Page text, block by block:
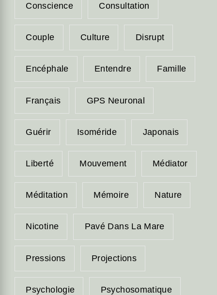
Conscience Consultation
Couple Culture Disrupt
Encéphale Entendre Famille
Français GPS Neuronal
Guérir Isoméride Japonais
Liberté Mouvement Médiator
Méditation Mémoire Nature
Nicotine Pavé Dans La Mare
Pressions Projections
Psychologie Psychosomatique